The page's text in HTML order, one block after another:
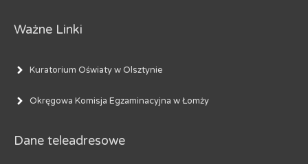
Ważne Linki
Kuratorium Oświaty w Olsztynie
Okręgowa Komisja Egzaminacyjna w Łomży
Dane teleadresowe